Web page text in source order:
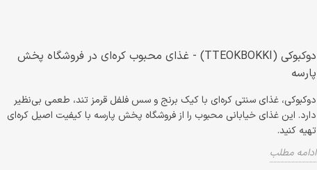
دوکبوکی (TTEOKBOKKI) - غذای محبوب کره‌ای در فروشگاه پخش
پارسه
دوکبوکی، غذای سنتی کره‌ای با کیک برنج و سس فلفل قرمز تند، طعمی بی‌نظیر
دارد. این غذای خیابانی محبوب را از فروشگاه پخش پارسه با کیفیت اصیل کره‌ای
تهیه کنید.
ادامه مطلب